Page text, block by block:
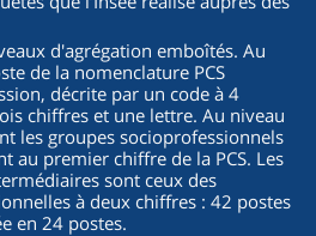
d'agrégation emboîtés. Au
de la nomenclature PCS
décrite par un code à 4
chiffres et une lettre. Au niveau
les groupes socioprofessionnels
au premier chiffre de la PCS. Les
sont ceux des
à deux chiffres : 42 postes
en 24 postes.